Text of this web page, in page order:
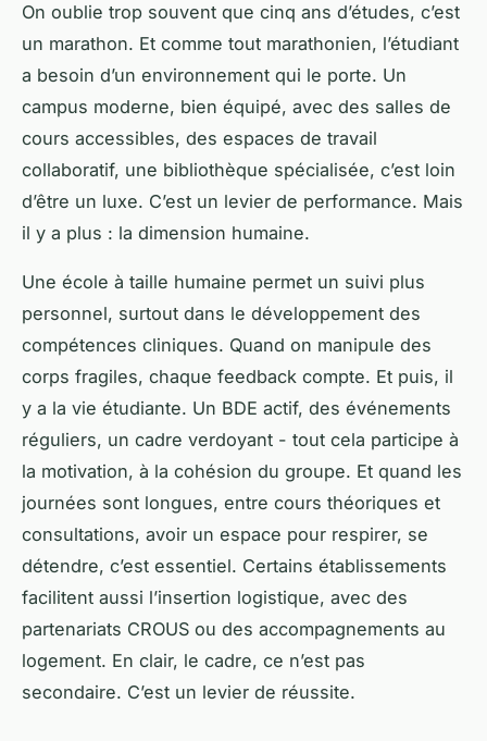
On oublie trop souvent que cinq ans d’études, c’est
un marathon. Et comme tout marathonien, l’étudiant
a besoin d’un environnement qui le porte. Un
campus moderne, bien équipé, avec des salles de
cours accessibles, des espaces de travail
collaboratif, une bibliothèque spécialisée, c’est loin
d’être un luxe. C’est un levier de performance. Mais
il y a plus : la dimension humaine.
Une école à taille humaine permet un suivi plus
personnel, surtout dans le développement des
compétences cliniques. Quand on manipule des
corps fragiles, chaque feedback compte. Et puis, il
y a la vie étudiante. Un BDE actif, des événements
réguliers, un cadre verdoyant - tout cela participe à
la motivation, à la cohésion du groupe. Et quand les
journées sont longues, entre cours théoriques et
consultations, avoir un espace pour respirer, se
détendre, c’est essentiel. Certains établissements
facilitent aussi l’insertion logistique, avec des
partenariats CROUS ou des accompagnements au
logement. En clair, le cadre, ce n’est pas
secondaire. C’est un levier de réussite.